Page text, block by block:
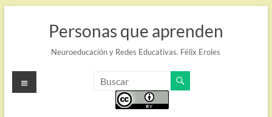
Personas que aprenden
Neuroeducación y Redes Educativas. Félix Eroles
Menú